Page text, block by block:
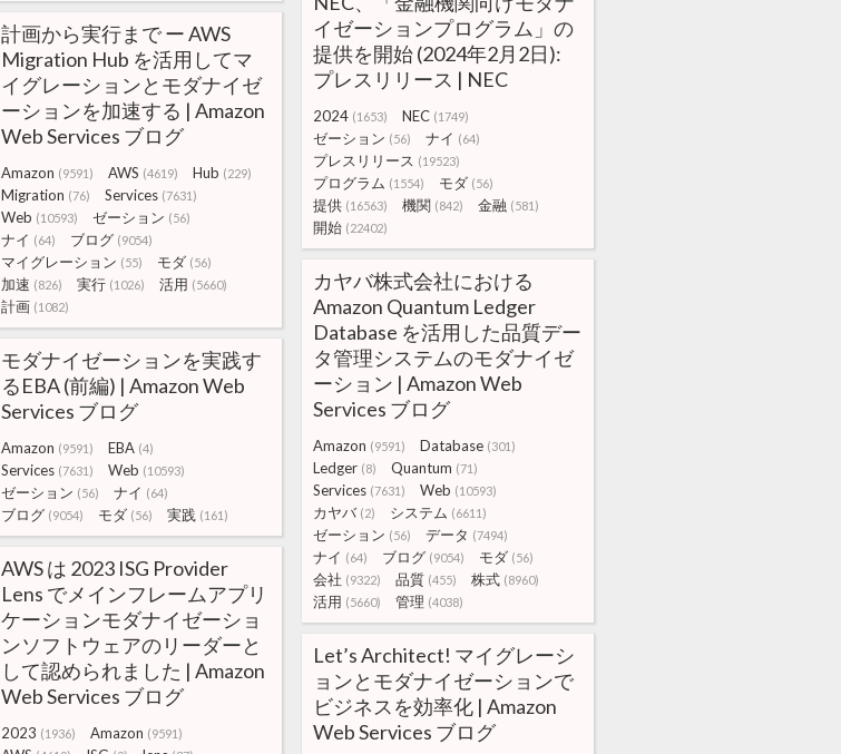
イゼーションプログラム」の
提供を開始 (2024年2月2日):
プレスリリース | NEC
2024 (1653) NEC (1749)
ゼーション (56) ナイ (64)
プレスリリース (19523)
プログラム (1554) モダ (56)
提供 (16563) 機関 (842) 金融 (581)
開始 (22402)
計画から実行まで ー AWS
Migration Hub を活用してマ
イグレーションとモダナイゼ
ーションを加速する | Amazon
Web Services ブログ
Amazon (9591) AWS (4619) Hub (229)
Migration (76) Services (7631)
Web (10593) ゼーション (56)
ナイ (64) ブログ (9054)
マイグレーション (55) モダ (56)
加速 (826) 実行 (1026) 活用 (5660)
計画 (1082)
カヤバ株式会社における
Amazon Quantum Ledger
Database を活用した品質デー
タ管理システムのモダナイゼ
ーション | Amazon Web
Services ブログ
Amazon (9591) Database (301)
Ledger (8) Quantum (71)
Services (7631) Web (10593)
カヤバ (2) システム (6611)
ゼーション (56) データ (7494)
ナイ (64) ブログ (9054) モダ (56)
会社 (9322) 品質 (455) 株式 (8960)
活用 (5660) 管理 (4038)
モダナイゼーションを実践す
るEBA (前編) | Amazon Web
Services ブログ
Amazon (9591) EBA (4)
Services (7631) Web (10593)
ゼーション (56) ナイ (64)
ブログ (9054) モダ (56) 実践 (161)
AWS は 2023 ISG Provider
Lens でメインフレームアプリ
ケーションモダナイゼーショ
ンソフトウェアのリーダーと
して認められました | Amazon
Web Services ブログ
2023 (1936) Amazon (9591)
Let’s Architect! マイグレーシ
ョンとモダナイゼーションで
ビジネスを効率化 | Amazon
Web Services ブログ